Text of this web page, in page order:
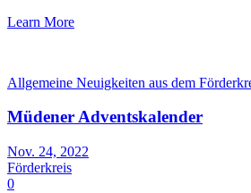
Learn More
Allgemeine Neuigkeiten aus dem
Müdener Adventskalender
Nov. 24, 2022
Förderkreis
0